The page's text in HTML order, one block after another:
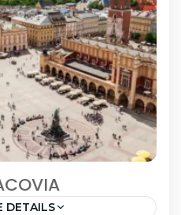
DETAILS